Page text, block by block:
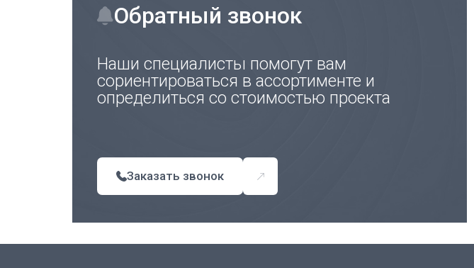
Обратный звонок
Наши специалисты помогут вам
сориентироваться в ассортименте и
определиться со стоимостью проекта
Заказать звонок